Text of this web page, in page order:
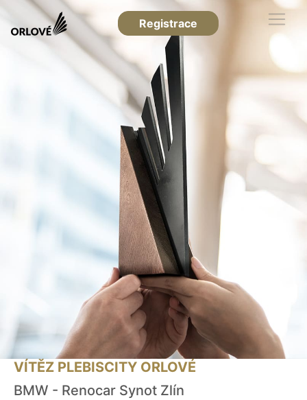
Registrace
VÍTĚZ PLEBISCITY ORLOVÉ
BMW - Renocar Synot Zlín